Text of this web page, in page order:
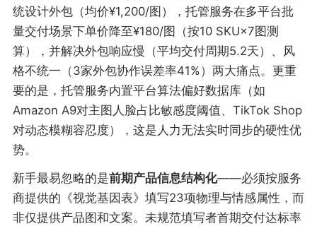
统设计外包（均价¥1,200/图），托管服务在多平台批
量交付场景下单价降至¥180/图（按10 SKU×7图测
算），并解决外包响应慢（平均交付周期5.2天）、风
格不统一（3家外包协作误差率41%）两大痛点。更重
要的是，托管服务内置平台算法偏好数据库（如
Amazon A9对主图人脸占比敏感度阈值、TikTok Shop
对动态模糊容忍度），这是人力无法实时同步的硬性优
势。
新手最易忽略的是前期产品信息结构化——必须按服务
商提供的《视觉基因表》填写23项物理与情感属性，而
非仅提供产品图和文案。未规范填写者首期交付达标率